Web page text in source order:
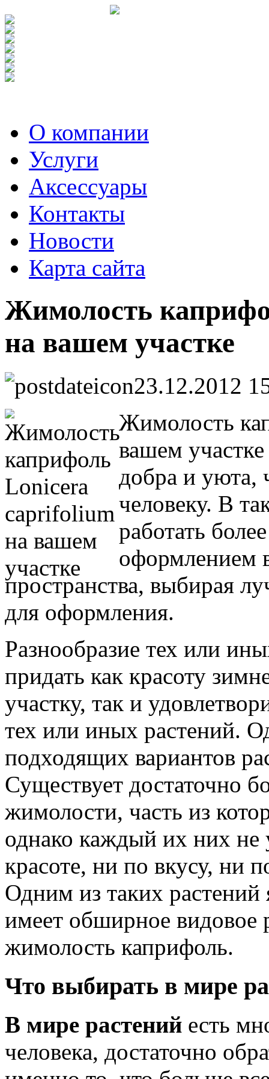
О компании
Услуги
Аксесcуары
Контакты
Новости
Карта сайта
Жимолость
на вашем участке
23.12.2012
Жимолость
вашем
добра и уюта,
человеку. В
работать
оформлением
пространства, выбирая
для оформления.
Разнообразие тех или
придать как красоту
участку, так и
тех или иных растений.
подходящих вариантов
Существует достаточно
жимолости, часть из
однако каждый их них не
красоте, ни по вкусу, ни
Одним из таких растений
имеет обширное видовое
жимолость каприфоль.
Что выбирать в мире
В мире растений есть
человека, достаточно